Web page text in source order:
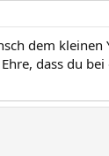
dem kleinen
dass du